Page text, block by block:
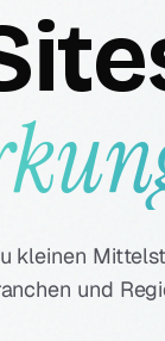
kleinen
und